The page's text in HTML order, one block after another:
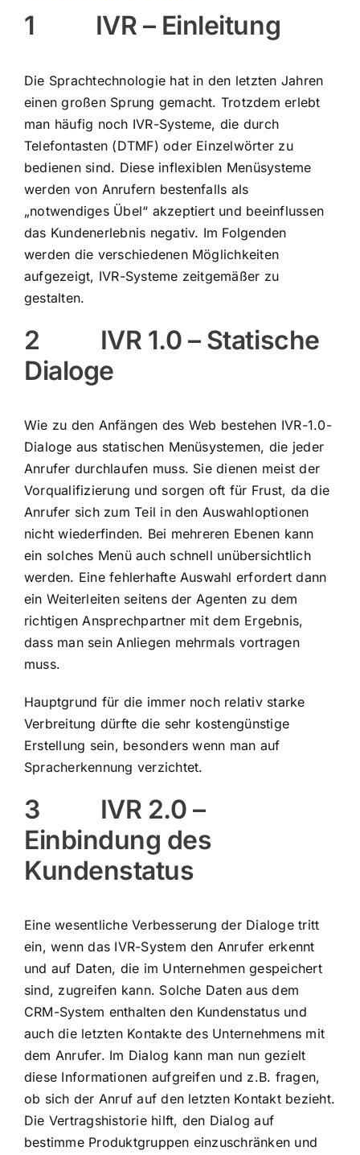
1 IVR – Einleitung
Die Sprachtechnologie hat in den letzten Jahren
einen großen Sprung gemacht. Trotzdem erlebt
man häufig noch IVR-Systeme, die durch
Telefontasten (DTMF) oder Einzelwörter zu
bedienen sind. Diese inflexiblen Menüsysteme
werden von Anrufern bestenfalls als
„notwendiges Übel“ akzeptiert und beeinflussen
das Kundenerlebnis negativ. Im Folgenden
werden die verschiedenen Möglichkeiten
aufgezeigt, IVR-Systeme zeitgemäßer zu
gestalten.
2 IVR 1.0 – Statische
Dialoge
Wie zu den Anfängen des Web bestehen IVR-1.0-
Dialoge aus statischen Menüsystemen, die jeder
Anrufer durchlaufen muss. Sie dienen meist der
Vorqualifizierung und sorgen oft für Frust, da die
Anrufer sich zum Teil in den Auswahloptionen
nicht wiederfinden. Bei mehreren Ebenen kann
ein solches Menü auch schnell unübersichtlich
werden. Eine fehlerhafte Auswahl erfordert dann
ein Weiterleiten seitens der Agenten zu dem
richtigen Ansprechpartner mit dem Ergebnis,
dass man sein Anliegen mehrmals vortragen
muss.
Hauptgrund für die immer noch relativ starke
Verbreitung dürfte die sehr kostengünstige
Erstellung sein, besonders wenn man auf
Spracherkennung verzichtet.
3 IVR 2.0 –
Einbindung des
Kundenstatus
Eine wesentliche Verbesserung der Dialoge tritt
ein, wenn das IVR-System den Anrufer erkennt
und auf Daten, die im Unternehmen gespeichert
sind, zugreifen kann. Solche Daten aus dem
CRM-System enthalten den Kundenstatus und
auch die letzten Kontakte des Unternehmens mit
dem Anrufer. Im Dialog kann man nun gezielt
diese Informationen aufgreifen und z.B. fragen,
ob sich der Anruf auf den letzten Kontakt bezieht.
Die Vertragshistorie hilft, den Dialog auf
bestimme Produktgruppen einzuschränken und